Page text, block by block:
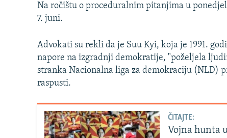
Na ročištu o proceduralnim pitanjima u
7. juni.
Advokati su rekli da je Suu Kyi, koja je 1991.
napore na izgradnji demokratije, "poželjela
stranka Nacionalna liga za demokraciju (NLD)
raspusti.
ČITAJTE:
Vojna hunta